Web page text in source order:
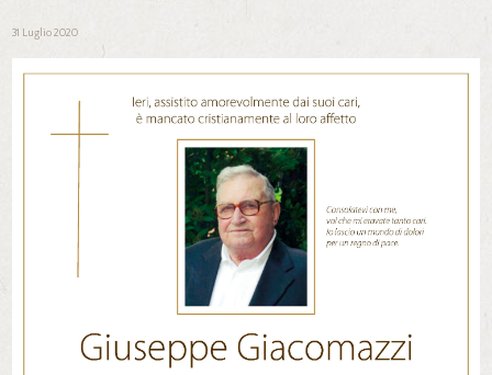
31 Luglio 2020